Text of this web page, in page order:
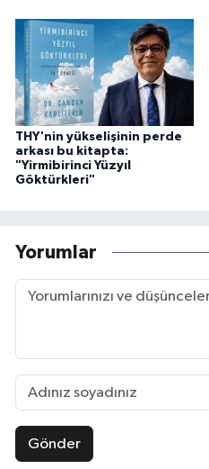
THY'nin yükselişinin perde
arkası bu kitapta:
"Yirmibirinci Yüzyıl
Göktürkleri"
Yorumlar
Gönder